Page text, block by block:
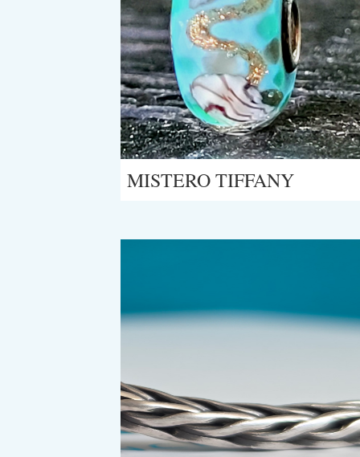
MISTERO TIFFANY